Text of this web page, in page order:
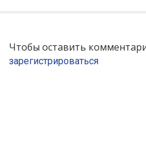
Чтобы оставить
зарегистрироваться